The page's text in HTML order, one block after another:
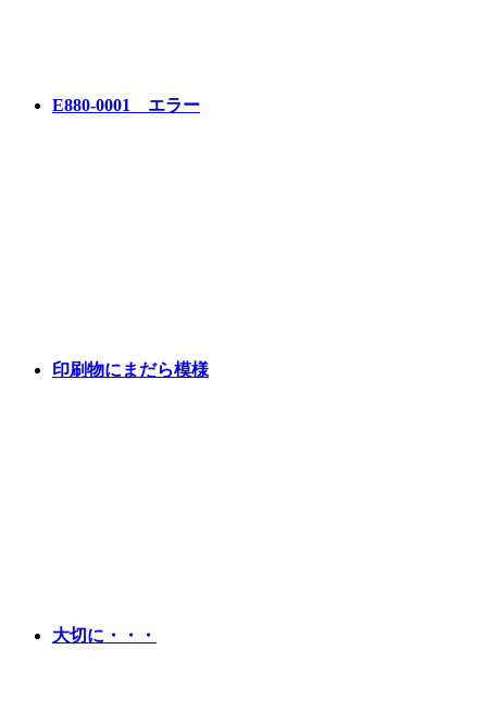
E880-0001 エラー
印刷物にまだら模様
大切に・・・